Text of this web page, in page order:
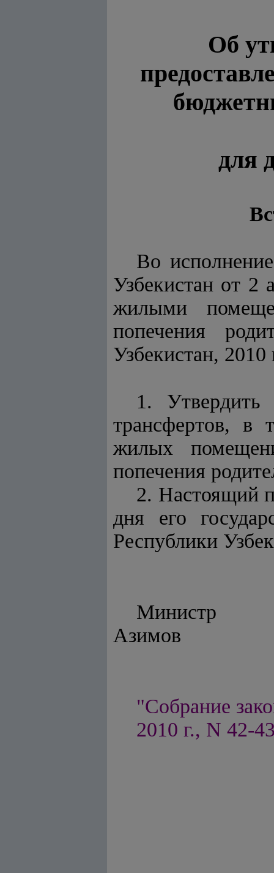
Об
для
Во
Узбекистан от 2
жилыми
попечения
Узбекистан,
1. Утвердить
трансфертов, в
жилых
попечения
2. Настоящий
дня его
Республики
Азимов
"Собрание
2010 г., N 42-